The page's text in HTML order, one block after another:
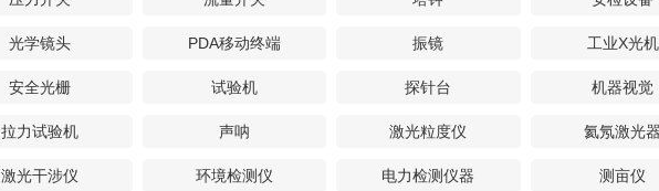
光学镜头 PDA移动终端 振镜 工业X光机
安全光栅 试验机 探针台 机器视觉
拉力试验机 声呐 激光粒度仪 氦氖激光
激光干涉仪 环境检测仪 电力检测仪器 测亩仪